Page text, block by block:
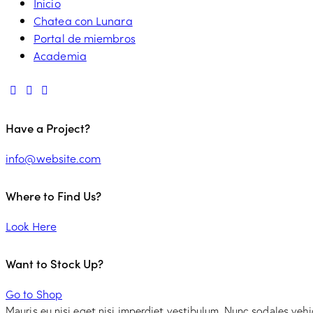
Chatea con Lunara
Portal de miembros
Academia
Have a Project?
info@website.com
Where to Find Us?
Look Here
Want to Stock Up?
Go to Shop